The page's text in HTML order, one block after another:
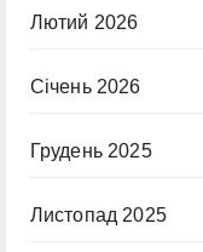
Лютий 2026
Січень 2026
Грудень 2025
Листопад 2025